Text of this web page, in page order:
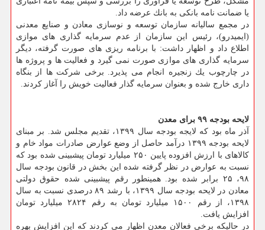
یا ضمانت نامه بانكی به بانك عرضه داد.
در مجمع سالیانه سازمان توسعه و نوسازی معادن و صنایع معدنی
(ایمیدرو)، رئیس این سازمان از عدم سرمایه گذاری های موازی
اطلاع داد و اظهار داشت: با برنامه ریزی های صورت گرفته، دیگر
سرمایه گذاری های موازی صورت نمی گیرد و فعالیت ها و پروژه ها
در چارچوب یك زنجیره انجام می پذیرد. برخی شركت ها از بنگاه
داری خارج شده و بعنوان سرمایه گذار فعالیت خویش را آغاز كردند.
لایحه بودجه ۹۹ برای معدن
آذر ماه بود كه لایجه بودجه سال ۱۳۹۹، تقدیم مجلس شد. بر مبنای
لایحه بودجه ۱۳۹۹ درآمد حاصل از وضع عوارض صادرات مواد خام و
كالاهای با ارزش افزوده پایین ۲۵۰ میلیارد تومان پیشبینی شده بود كه
نسبت به عوارض در نظر گرفته شده این بخش در قانون بودجه سال
۹۸، ۲۵ برابر شده بود. همینطور رقم پیشبینی شده حقوق دولتی
معادن در لایحه بودجه سال ۱۳۹۹، با رشد ۸۹ درصدی نسبت به سال
۱۳۹۸، از رقم ۱۵۰۰ میلیارد تومان به رقم ۲۸۲۴ میلیارد تومان
افزایش یافت.
در حالیكه برخی فعالان معدن اظهار می كردند كه این افزایش بهره